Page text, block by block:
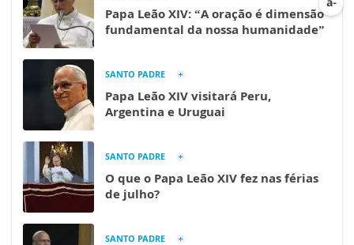
Papa Leão XIV: “A oração é dimensão
fundamental da nossa humanidade”
SANTO PADRE
Papa Leão XIV visitará Peru,
Argentina e Uruguai
SANTO PADRE
O que o Papa Leão XIV fez nas férias
de julho?
SANTO PADRE